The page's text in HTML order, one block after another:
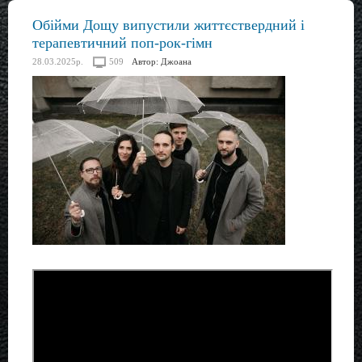
Обійми Дощу випустили життєствердний і
терапевтичний поп-рок-гімн
28.03.2025р. 509 Автор: Джоана